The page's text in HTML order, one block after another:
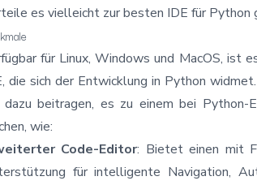
es vielleicht zur besten IDE für Python
für Linux, Windows und MacOS, ist
die sich der Entwicklung in Python
dazu beitragen, es zu einem bei Python-
wie:
Code-Editor: Bietet einen mit
für intelligente Navigation,